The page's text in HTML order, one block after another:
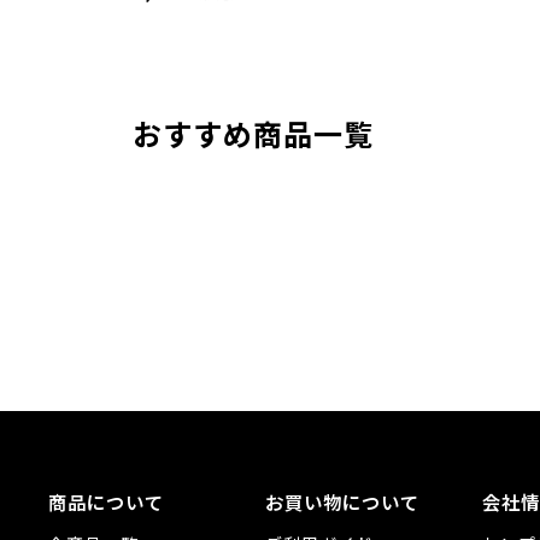
おすすめ商品一覧
商品について お買い物について 会社